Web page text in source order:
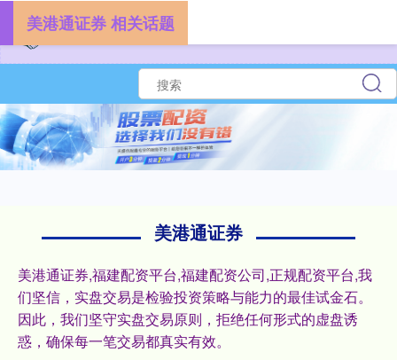
美港通证券
美港通证券,福建配资平台,福建配资公司,正规配资平台,我
们坚信，实盘交易是检验投资策略与能力的最佳试金石。
因此，我们坚守实盘交易原则，拒绝任何形式的虚盘诱
惑，确保每一笔交易都真实有效。
美港通证券 相关话题